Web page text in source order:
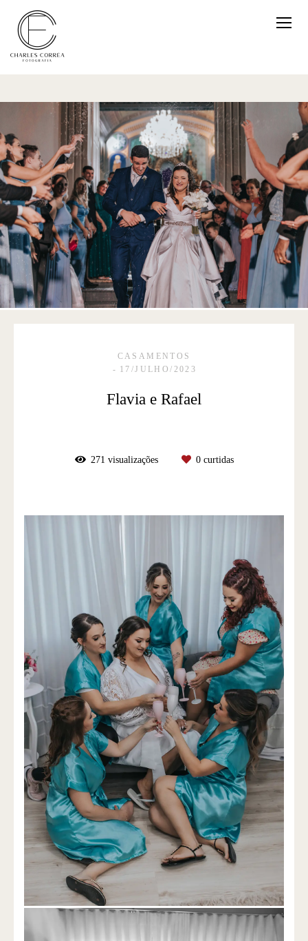
CASAMENTOS
17/JULHO/2023
Flavia e Rafael
271 visualizações 0curtidas